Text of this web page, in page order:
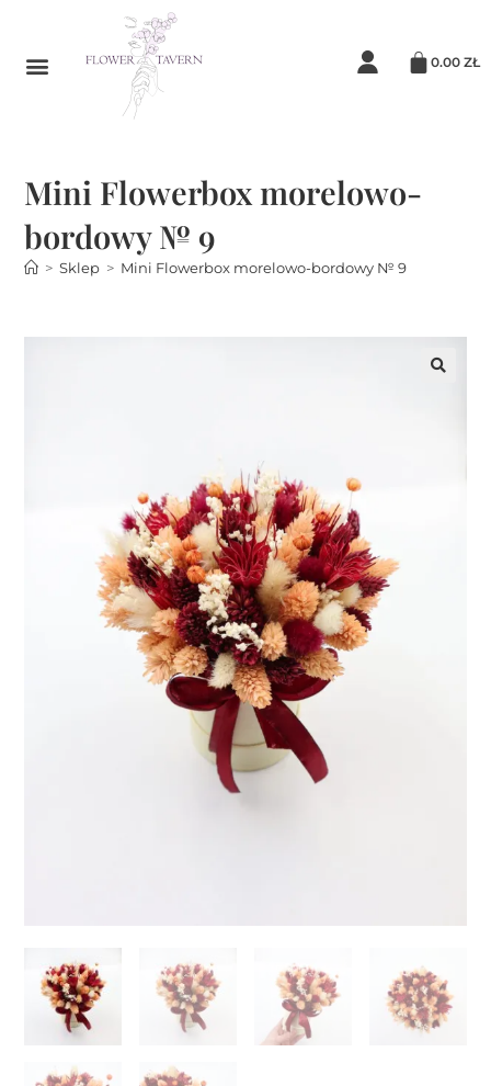
0.00 ZŁ
Mini Flowerbox morelowo-
bordowy № 9
> Sklep > Mini Flowerbox morelowo-bordowy № 9